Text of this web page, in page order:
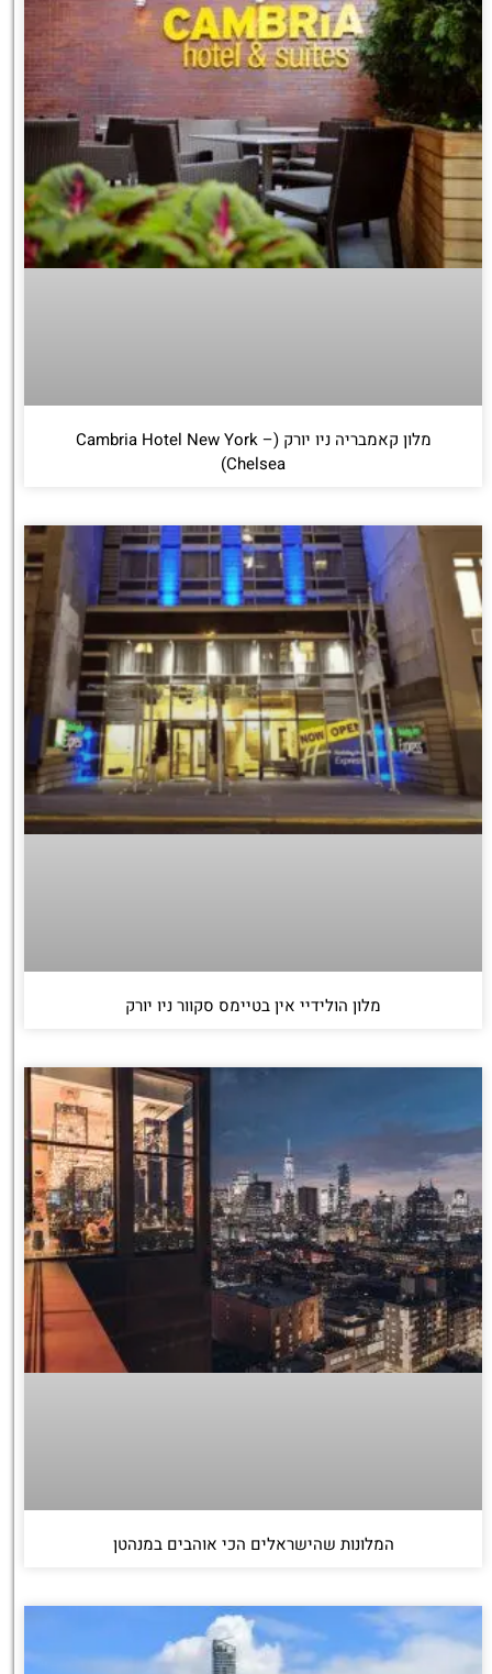
לחצו
פה!
מלון קאמבריה ניו יורק (Cambria Hotel New York –
Chelsea)
מלון הולידיי אין בטיימס סקוור ניו יורק
המלונות שהישראלים הכי אוהבים במנהטן